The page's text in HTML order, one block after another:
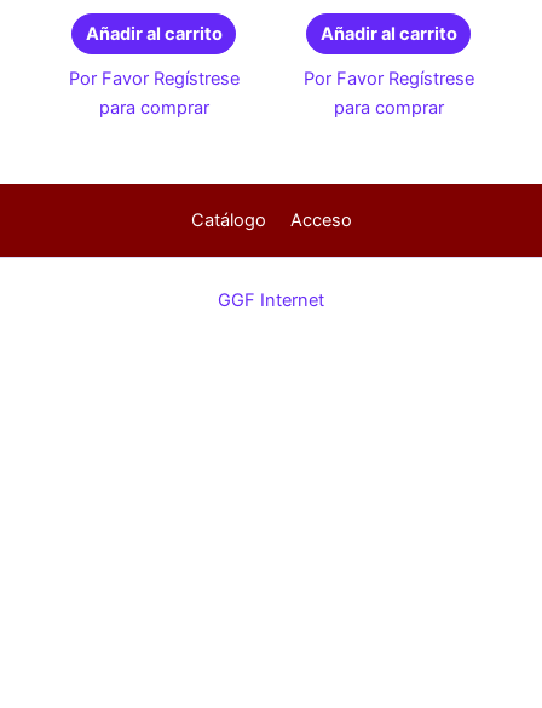
Añadir al carrito
Por Favor Regístrese
para comprar
Añadir al carrito
Por Favor Regístrese
para comprar
Catálogo Acceso
GGF Internet